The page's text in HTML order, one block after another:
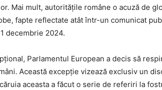
Mai mult, autoritățile române o acuză de
fapte reflectate atât într-un comunicat
decembrie 2024.
Parlamentul European a decis să
Această excepție vizează exclusiv un
aceasta a făcut o serie de referiri la